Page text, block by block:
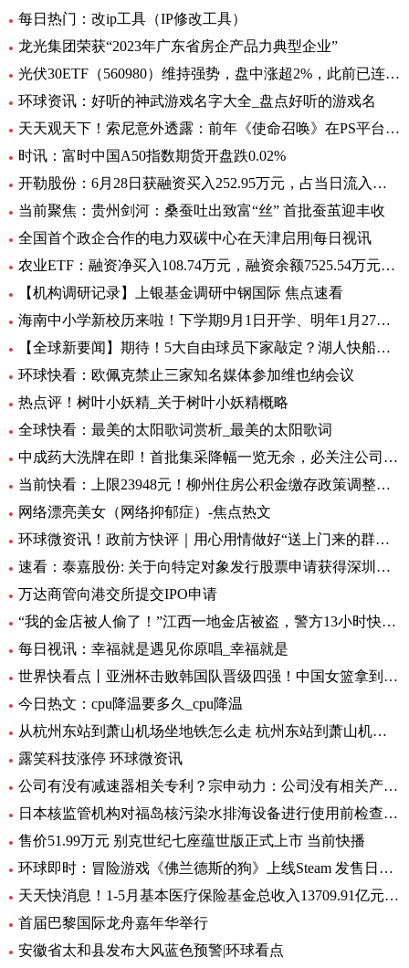
每日热门：改ip工具（IP修改工具）
龙光集团荣获“2023年广东省房企产品力典型企业”
光伏30ETF（560980）维持强势，盘中涨超2%，此前已连升3日，权重股捷佳伟创涨超3%
环球资讯：好听的神武游戏名字大全_盘点好听的游戏名
天天观天下！索尼意外透露：前年《使命召唤》在PS平台创造超8亿美元收入
时讯：富时中国A50指数期货开盘跌0.02%
开勒股份：6月28日获融资买入252.95万元，占当日流入资金比例11.65%-世界即时
当前聚焦：贵州剑河：桑蚕吐出致富“丝” 首批蚕茧迎丰收
全国首个政企合作的电力双碳中心在天津启用|每日视讯
农业ETF：融资净买入108.74万元，融资余额7525.54万元（06-28）
【机构调研记录】上银基金调研中钢国际 焦点速看
海南中小学新校历来啦！下学期9月1日开学、明年1月27日放寒假|观焦点
【全球新要闻】期待！5大自由球员下家敲定？湖人快船或签全明星后卫
环球快看：欧佩克禁止三家知名媒体参加维也纳会议
热点评！树叶小妖精_关于树叶小妖精概略
全球快看：最美的太阳歌词赏析_最美的太阳歌词
中成药大洗牌在即！首批集采降幅一览无余，必关注公司火线全揭秘，投资风险哪里藏？
当前快看：上限23948元！柳州住房公积金缴存政策调整，7月起执行
网络漂亮美女（网络抑郁症）-焦点热文
环球微资讯！政前方快评｜用心用情做好“送上门来的群众工作”
速看：泰嘉股份: 关于向特定对象发行股票申请获得深圳证券交易所上市审核中心审核通过的公告
万达商管向港交所提交IPO申请
“我的金店被人偷了！”江西一地金店被盗，警方13小时快速侦破 每日看点
每日视讯：幸福就是遇见你原唱_幸福就是
世界快看点丨亚洲杯击败韩国队晋级四强！中国女篮拿到世界杯及奥运资格赛席位
今日热文：cpu降温要多久_cpu降温
从杭州东站到萧山机场坐地铁怎么走 杭州东站到萧山机场有地铁 环球要闻
露笑科技涨停 环球微资讯
公司有没有减速器相关专利？宗申动力：公司没有相关产品以及专利
日本核监管机构对福岛核污染水排海设备进行使用前检查_速递
售价51.99万元 别克世纪七座蕴世版正式上市 当前快播
环球即时：冒险游戏《佛兰德斯的狗》上线Steam 发售日期待定
天天快消息！1-5月基本医疗保险基金总收入13709.91亿元，同比增长8.2%
首届巴黎国际龙舟嘉年华举行
安徽省太和县发布大风蓝色预警|环球看点